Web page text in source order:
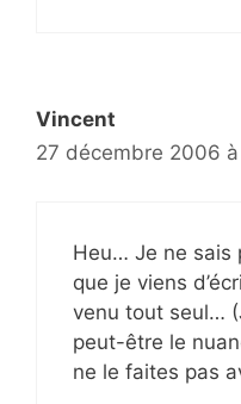
Vincent
27 décembre 2006 à
Heu… Je ne sais
que je viens
venu tout seul…
peut-être le
ne le faites pas